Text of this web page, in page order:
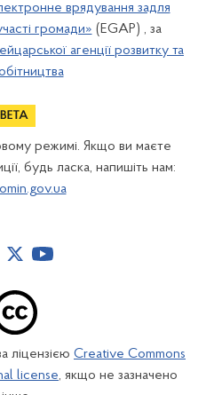
врядування задля
громади» (EGAP) , за
агенції розвитку та
режимі. Якщо ви маєте
будь ласка, напишіть нам:
ліцензією Creative Commons
license, якщо не зазначено